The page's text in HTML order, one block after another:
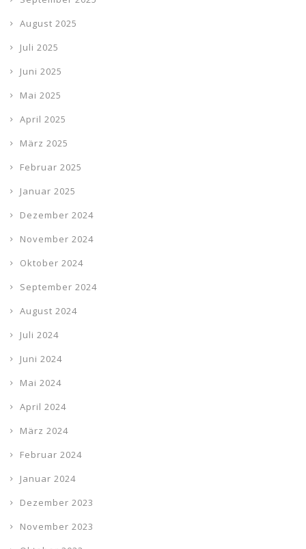
August 2025
Juli 2025
Juni 2025
Mai 2025
April 2025
März 2025
Februar 2025
Januar 2025
Dezember 2024
November 2024
Oktober 2024
September 2024
August 2024
Juli 2024
Juni 2024
Mai 2024
April 2024
März 2024
Februar 2024
Januar 2024
Dezember 2023
November 2023